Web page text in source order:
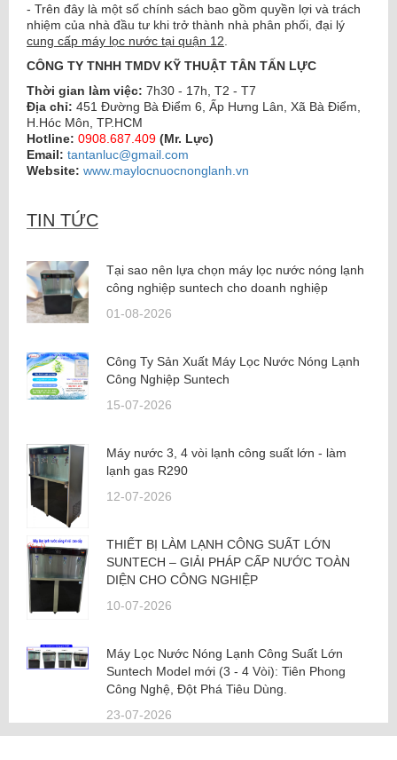
- Trên đây là một số chính sách bao gồm quyền lợi và trách
nhiệm của nhà đầu tư khi trở thành nhà phân phối, đại lý
cung cấp máy lọc nước tại quận 12
CÔNG TY TNHH TMDV KỸ THUẬT TÂN TẤN LỰC
Thời gian làm việc: 7h30 - 17h, T2 - T7
Địa chỉ: 451 Đường Bà Điểm 6, Ấp Hưng Lân, Xã Bà Điểm,
H.Hóc Môn, TP.HCM
Hotline: 0908.687.409 (Mr. Lực)
Email: tantanluc@gmail.com
Website: www.maylocnuocnonglanh.vn
TIN TỨC
Tại sao nên lựa chọn máy lọc nước nóng lạnh
công nghiệp suntech cho doanh nghiệp
01-08-2026
Công Ty Sản Xuất Máy Lọc Nước Nóng Lạnh
Công Nghiệp Suntech
15-07-2026
Máy nước 3, 4 vòi lạnh công suất lớn - làm
lạnh gas R290
12-07-2026
THIẾT BỊ LÀM LẠNH CÔNG SUẤT LỚN
SUNTECH – GIẢI PHÁP CẤP NƯỚC TOÀN
DIỆN CHO CÔNG NGHIỆP
10-07-2026
Máy Lọc Nước Nóng Lạnh Công Suất Lớn
Suntech Model mới (3 - 4 Vòi): Tiên Phong
Công Nghệ, Đột Phá Tiêu Dùng.
23-07-2026